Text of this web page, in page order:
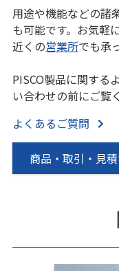
用途や機能などの諸
も可能です。お気軽
近くの営業所でも承
PISCO製品に関する
い合わせの前にご覧
よくあるご質問
商品・取引・見